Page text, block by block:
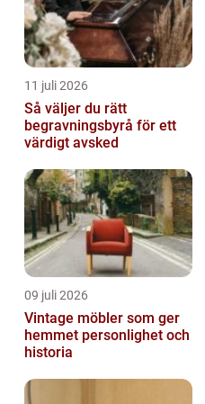
11 juli 2026
Så väljer du rätt
begravningsbyrå för ett
värdigt avsked
09 juli 2026
Vintage möbler som ger
hemmet personlighet och
historia